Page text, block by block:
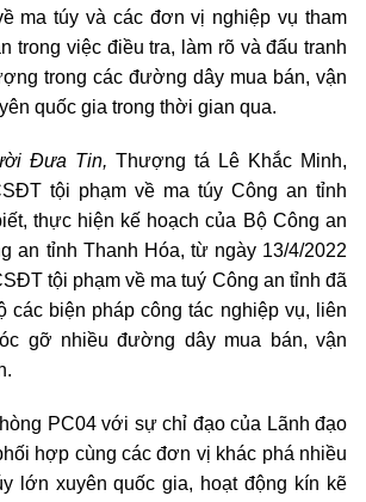
ma túy và các đơn vị nghiệp vụ tham
trong việc điều tra, làm rõ và đấu tranh
trong các đường dây mua bán, vận
quốc gia trong thời gian qua.
Đưa Tin, Thượng tá Lê Khắc Minh,
tội phạm về ma túy Công an tỉnh
thực hiện kế hoạch của Bộ Công an
an tỉnh Thanh Hóa, từ ngày 13/4/2022
tội phạm về ma tuý Công an tỉnh đã
các biện pháp công tác nghiệp vụ, liên
gỡ nhiều đường dây mua bán, vận
PC04 với sự chỉ đạo của Lãnh đạo
hợp cùng các đơn vị khác phá nhiều
lớn xuyên quốc gia, hoạt động kín kẽ